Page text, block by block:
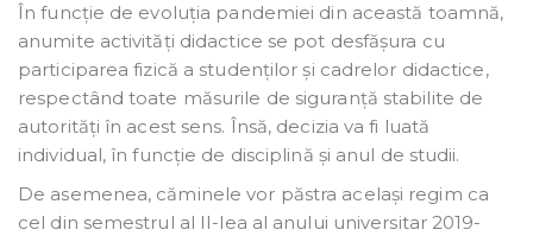
În funcție de evoluția pandemiei din această toamnă,
anumite activități didactice se pot desfășura cu
participarea fizică a studenților și cadrelor didactice,
respectând toate măsurile de siguranță stabilite de
autorități în acest sens. Însă, decizia va fi luată
individual, în funcție de disciplină și anul de studii.
De asemenea, căminele vor păstra același regim ca
cel din semestrul al II-lea al anului universitar 2019-